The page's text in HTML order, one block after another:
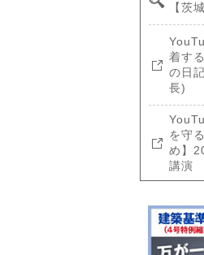
【茨
着す
の日
長)
を守
め】
講演